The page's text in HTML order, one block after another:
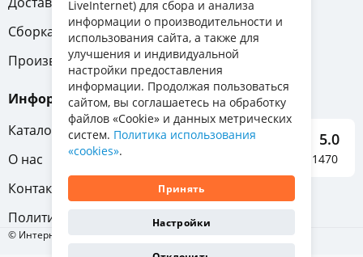
Сборка
Гарантия
Производители
Информация
Каталог мебели
О нас
Контакты
Политика конфиденциальности
5.0
Отзывы о нас 1470
© Интернет-магазин «Отличная мебель», 2011-2026
LiveInternet) для сбора и анализа
информации о производительности и
использования сайта, а также для
улучшения и индивидуальной
настройки предоставления
информации. Продолжая пользоваться
сайтом, вы соглашаетесь на обработку
файлов «Cookie» и данных метрических
систем. Политика использования
«cookies».
Принять
Настройки